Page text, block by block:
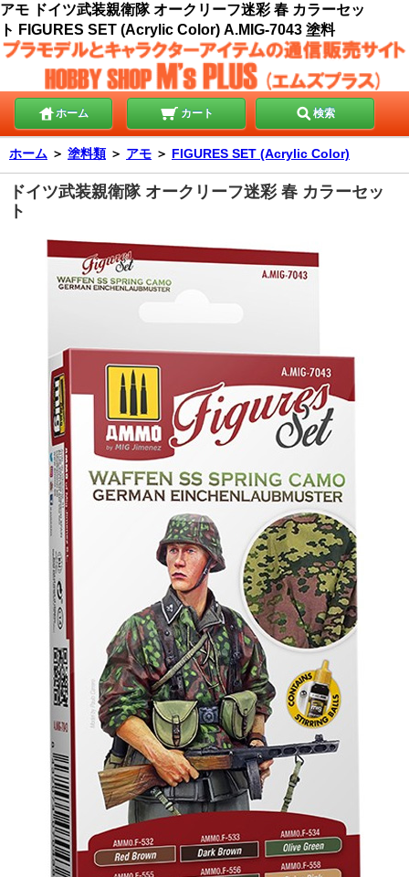
アモ ドイツ武装親衛隊 オークリーフ迷彩 春 カラーセッ
ト FIGURES SET (Acrylic Color) A.MIG-7043 塗料
ホーム カート 検索
ホーム ＞ 塗料類 ＞ アモ ＞ FIGURES SET (Acrylic Color)
ドイツ武装親衛隊 オークリーフ迷彩 春 カラーセッ
ト